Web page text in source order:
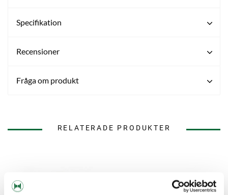
Specifikation
Recensioner
Fråga om produkt
RELATERADE PRODUKTER